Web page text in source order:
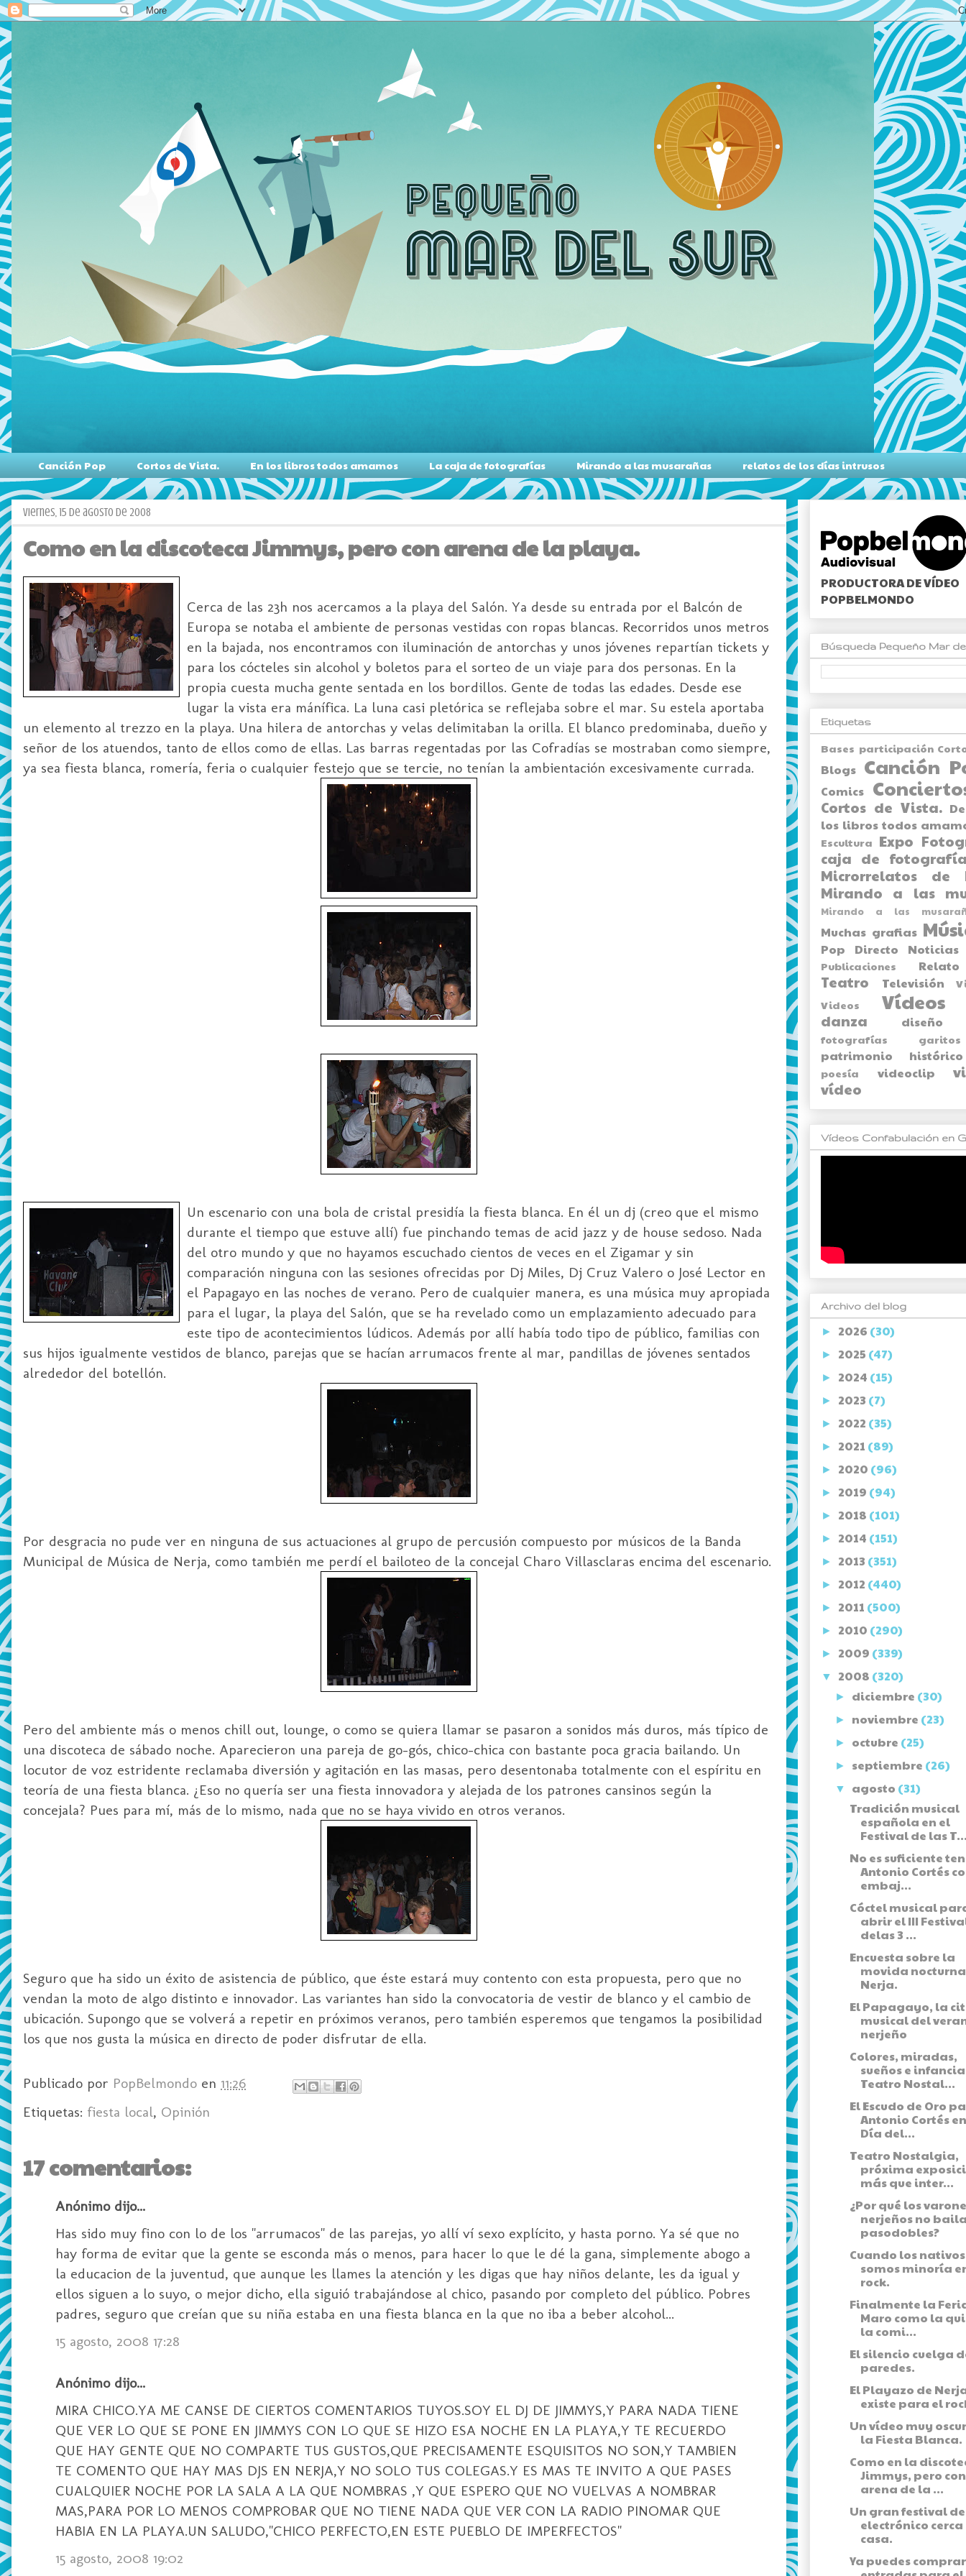
Canción Pop Cortos de Vista. En los libros todos amamos La caja de fotografías Mirando a las musarañas relatos de los días intrusos
viernes, 15 de agosto de 2008
Como en la discoteca Jimmys, pero con arena de la playa.
Cerca de las 23h nos acercamos a la playa del Salón. Ya desde su entrada por el Balcón de
Europa se notaba el ambiente de personas vestidas con ropas blancas. Recorridos unos metros
en la bajada, nos encontramos con iluminación de antorchas y unos jóvenes repartían tickets y
para los cócteles sin alcohol y boletos para el sorteo de un viaje para dos personas. En la
propia cuesta mucha gente sentada en los bordillos. Gente de todas las edades. Desde ese
lugar la vista era mánífica. La luna casi pletórica se reflejaba sobre el mar. Su estela aportaba
un elemento al trezzo en la playa. Una hilera de antorchas y velas delimitaban la orilla. El blanco predominaba, dueño y
señor de los atuendos, tanto de ellos como de ellas. Las barras regentadas por las Cofradías se mostraban como siempre,
ya sea fiesta blanca, romería, feria o cualquier festejo que se tercie, no tenían la ambientación excesivamente currada.
Un escenario con una bola de cristal presidía la fiesta blanca. En él un dj (creo que el mismo
durante el tiempo que estuve allí) fue pinchando temas de acid jazz y de house sedoso. Nada
del otro mundo y que no hayamos escuchado cientos de veces en el Zigamar y sin
comparación ninguna con las sesiones ofrecidas por Dj Miles, Dj Cruz Valero o José Lector en
el Papagayo en las noches de verano. Pero de cualquier manera, es una música muy apropiada
para el lugar, la playa del Salón, que se ha revelado como un emplazamiento adecuado para
este tipo de acontecimientos lúdicos. Además por allí había todo tipo de público, familias con
sus hijos igualmente vestidos de blanco, parejas que se hacían arrumacos frente al mar, pandillas de jóvenes sentados
alrededor del botellón.
Por desgracia no pude ver en ninguna de sus actuaciones al grupo de percusión compuesto por músicos de la Banda
Municipal de Música de Nerja, como también me perdí el bailoteo de la concejal Charo Villasclaras encima del escenario.
Pero del ambiente más o menos chill out, lounge, o como se quiera llamar se pasaron a sonidos más duros, más típico de
una discoteca de sábado noche. Aparecieron una pareja de go-gós, chico-chica con bastante poca gracia bailando. Un
locutor de voz estridente reclamaba diversión y agitación en las masas, pero desentonaba totalmente con el espíritu en
teoría de una fiesta blanca. ¿Eso no quería ser una fiesta innovadora y alejada de los patrones cansinos según la
concejala? Pues para mí, más de lo mismo, nada que no se haya vivido en otros veranos.
Seguro que ha sido un éxito de asistencia de público, que éste estará muy contento con esta propuesta, pero que no
vendan la moto de algo distinto e innovador. Las variantes han sido la convocatoria de vestir de blanco y el cambio de
ubicación. Supongo que se volverá a repetir en próximos veranos, pero también esperemos que tengamos la posibilidad
los que nos gusta la música en directo de poder disfrutar de ella.
Publicado por PopBelmondo en 11:26
Etiquetas: fiesta local, Opinión
17 comentarios:
Anónimo dijo...
Has sido muy fino con lo de los "arrumacos" de las parejas, yo allí ví sexo explícito, y hasta porno. Ya sé que no
hay forma de evitar que la gente se esconda más o menos, para hacer lo que le dé la gana, simplemente abogo a
la educacion de la juventud, que aunque les llames la atención y les digas que hay niños delante, les da igual y
ellos siguen a lo suyo, o mejor dicho, ella siguió trabajándose al chico, pasando por completo del público. Pobres
padres, seguro que creían que su niña estaba en una fiesta blanca en la que no iba a beber alcohol...
15 agosto, 2008 17:28
Anónimo dijo...
MIRA CHICO.YA ME CANSE DE CIERTOS COMENTARIOS TUYOS.SOY EL DJ DE JIMMYS,Y PARA NADA TIENE
QUE VER LO QUE SE PONE EN JIMMYS CON LO QUE SE HIZO ESA NOCHE EN LA PLAYA,Y TE RECUERDO
QUE HAY GENTE QUE NO COMPARTE TUS GUSTOS,QUE PRECISAMENTE ESQUISITOS NO SON,Y TAMBIEN
TE COMENTO QUE HAY MAS DJS EN NERJA,Y NO SOLO TUS COLEGAS.Y ES MAS TE INVITO A QUE PASES
CUALQUIER NOCHE POR LA SALA A LA QUE NOMBRAS ,Y QUE ESPERO QUE NO VUELVAS A NOMBRAR
MAS,PARA POR LO MENOS COMPROBAR QUE NO TIENE NADA QUE VER CON LA RADIO PINOMAR QUE
HABIA EN LA PLAYA.UN SALUDO,"CHICO PERFECTO,EN ESTE PUEBLO DE IMPERFECTOS"
15 agosto, 2008 19:02
PRODUCTORA DE VÍDEO
POPBELMONDO
Búsqueda Pequeño Mar
Etiquetas
Bases participación
Blogs Canción
Comics
Cortos de Vista.
los libros todos
Escultura Expo
caja de
Microrrelatos de
Mirando a las
Mirando a las
Muchas grafias
Pop Directo Noticias
Publicaciones Relato
Teatro Televisión
Videos
Vídeos
danza diseño
fotografías garitos
patrimonio histórico
poesía videoclip
vídeo
Vídeos Confabulación en
Archivo del blog
► 2026 (30)
► 2025 (47)
► 2024 (15)
► 2023 (7)
► 2022 (35)
► 2021 (89)
► 2020 (96)
► 2019 (94)
► 2018 (101)
► 2014 (151)
► 2013 (351)
► 2012 (440)
► 2011 (500)
► 2010 (290)
► 2009 (339)
▼ 2008 (320)
► diciembre (30)
► noviembre (23)
► octubre (25)
► septiembre (26)
▼ agosto (31)
Tradición musical
española en el
Festival de las
No es suficiente
Antonio Cortés
embaj...
Cóctel musical
abrir el III
delas 3 ...
Encuesta sobre la
movida
Nerja.
El Papagayo, la
musical del
nerjeño
Colores, miradas,
sueños e
Teatro Nostal...
El Escudo de Oro
Antonio Cortés
Día del...
Teatro Nostalgia,
próxima
más que inter...
¿Por qué los
nerjeños no
pasodobles?
Cuando los nativos
somos minoría
rock.
Finalmente la
Maro como la
la comi...
El silencio cuelga
paredes.
El Playazo de
existe para el
Un vídeo muy
la Fiesta Blanca.
Como en la
Jimmys, pero con
arena de la ...
Un gran festival
electrónico cerca
casa.
Ya puedes